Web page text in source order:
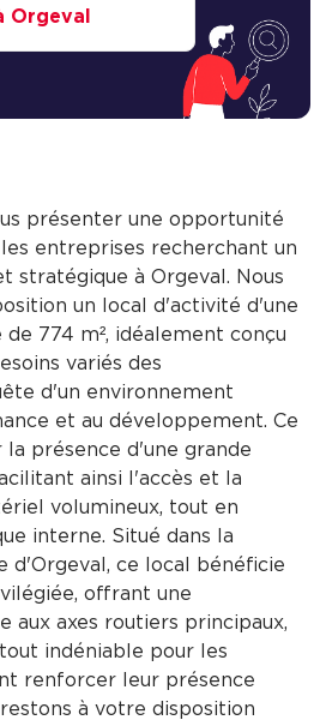
Orgeval
présenter une opportunité
entreprises recherchant un
stratégique à Orgeval. Nous
un local d'activité d'une
774 m², idéalement conçu
variés des
d'un environnement
et au développement. Ce
la présence d'une grande
ainsi l'accès et la
volumineux, tout en
interne. Situé dans la
d'Orgeval, ce local bénéficie
offrant une
aux axes routiers principaux,
indéniable pour les
renforcer leur présence
à votre disposition